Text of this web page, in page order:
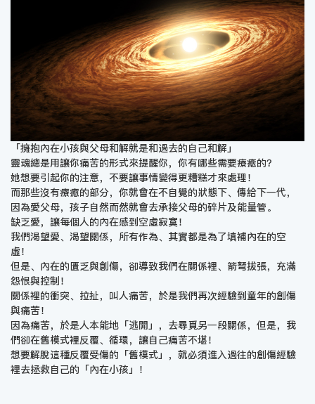
「擁抱內在小孩與父母和解就是和過去的自己和解」
靈魂總是用讓你痛苦的形式來提醒你，你有哪些需要療癒的？
她想要引起你的注意，不要讓事情變得更糟糕才來處理！
而那些沒有療癒的部分，你就會在不自覺的狀態下、傳給下一代，
因為愛父母，孩子自然而然就會去承接父母的碎片及能量管。
缺乏愛，讓每個人的內在感到空虛寂寞！
我們渴望愛、渴望關係，所有作為、其實都是為了填補內在的空
虛！
但是、內在的匱乏與創傷，卻導致我們在關係裡、箭弩拔張，充滿
怨恨與控制！
關係裡的衝突、拉扯，叫人痛苦，於是我們再次經驗到童年的創傷
與痛苦！
因為痛苦，於是人本能地「逃開」，去尋覓另一段關係，但是，我
們卻在舊模式裡反覆、循環，讓自己痛苦不堪！
想要解脫這種反覆受傷的「舊模式」，就必須進入過往的創傷經驗
裡去拯救自己的「內在小孩」！